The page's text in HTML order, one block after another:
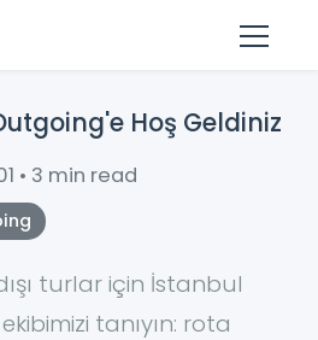
Hoş Geldiniz
• 3 min read
turlar için İstanbul
tanıyın: rota